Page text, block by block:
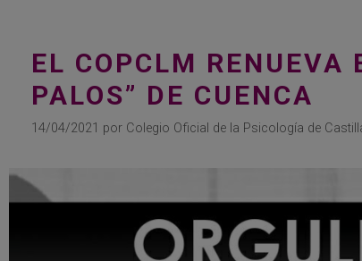
EL COPCLM RENUEVA
PALOS” DE CUENCA
14/04/2021 por Colegio Oficial de la Psicología de